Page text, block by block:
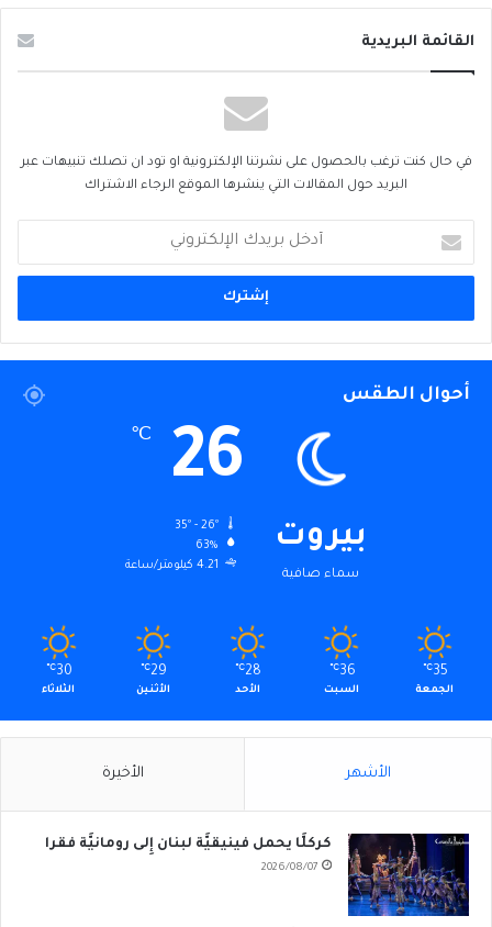
القائمة البريدية
في حال كنت ترغب بالحصول على نشرتنا الإلكترونية او تود ان تصلك تنبيهات عبر
البريد حول المقالات التي ينشرها الموقع الرجاء الاشتراك
بريدك
الإلكتروني
أحوال الطقس
بيروت
سماء صافية
26
℃
63%
4.21 كيلومتر/ساعة
35
℃
الجمعة
36
℃
السبت
28
℃
الأحد
29
℃
الأثنين
30
℃
الثلاثاء
الأشهر الأخيرة
كركلَّا يحمل فينيقيَّة لبنان إِلى رومانيَّة فقرا
2026/08/07